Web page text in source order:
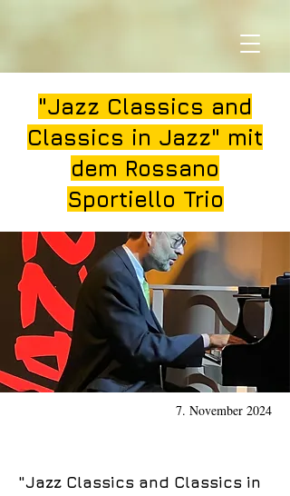
"Jazz Classics and
Classics in Jazz" mit
dem Rossano
Sportiello Trio
7. November 2024
"Jazz Classics and Classics in